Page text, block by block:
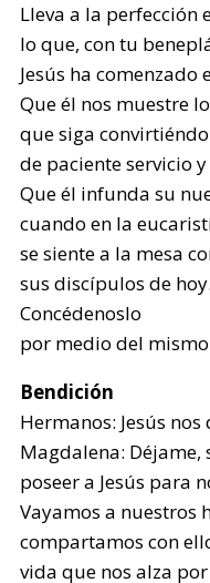
Lleva a la perfección
lo que, con tu
Jesús ha comenzado
Que él nos muestre
que siga
de paciente servicio
Que él infunda su
cuando en la
se siente a la mesa
sus discípulos de hoy.
Concédenoslo
por medio del mismo
Bendición
Hermanos: Jesús
Magdalena:
poseer a Jesús para
Vayamos a nuestros
compartamos con
vida que nos alza